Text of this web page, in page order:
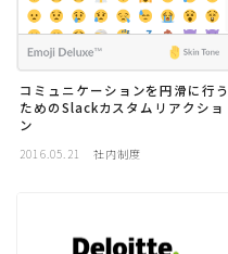
コミュニケーションを円滑に行う
ためのSlackカスタムリアクショ
ン
2016.05.21 社内制度